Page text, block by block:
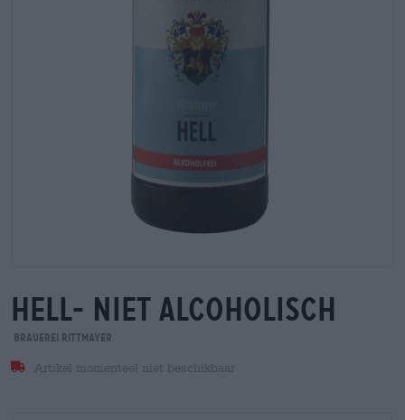
hell- niet alcoholisch
Brauerei Rittmayer
Artikel momenteel niet beschikbaar